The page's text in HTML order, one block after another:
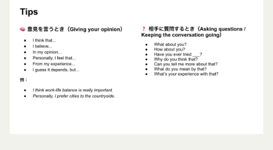
用のパソコンや携帯端末に一時的にデータを保存さ
せるもので、これを利用することにより当社のサー
バに、当社サイト内におけるお客様の行動履歴(ア
クセスしたURL、コンテンツ、参照順序等)や、年
齢や性別、職業、居住地域、位置情報等個人が特定
個人が特定できないもの)を取得することがありま
ルール等が優先されるものとします。
当社は、本規約を変更する必要が生じた場合には、
会員の明示の承諾を得ることなく、本規約を変更す
ることができるものとします。
前項による本規約の変更をするときは、その効力発
生日を定め、かつ、本規約を変更する旨及び変更後